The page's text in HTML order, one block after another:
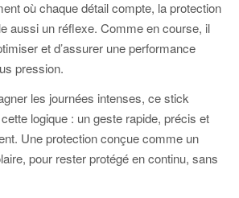
où chaque détail compte, la protection
aussi un réflexe. Comme en course, il
et d’assurer une performance
pression.
les journées intenses, ce stick
logique : un geste rapide, précis et
Une protection conçue comme un
pour rester protégé en continu, sans